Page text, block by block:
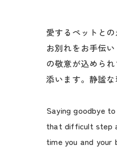
愛するペットと
お別れをお手伝
の敬意が込めら
添います。静謐
Saying goodbye
that difficult step
time you and your